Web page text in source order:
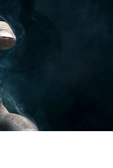
cuenta?
ya no está
usando tu cuenta
espacios, tildes
de privacidad y